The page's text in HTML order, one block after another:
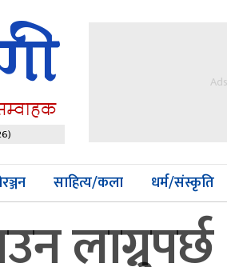
साहित्य/कला धर्म/संस्कृति